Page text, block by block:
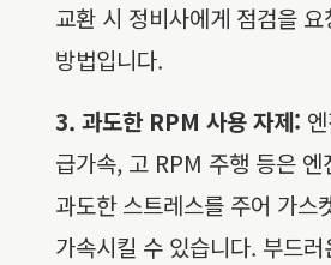
교환 시 정비사에게 점검을
방법입니다.
3. 과도한 RPM 사용 자제:
급가속, 고 RPM 주행 등은 엔
과도한 스트레스를 주어 가스
가속시킬 수 있습니다. 부드